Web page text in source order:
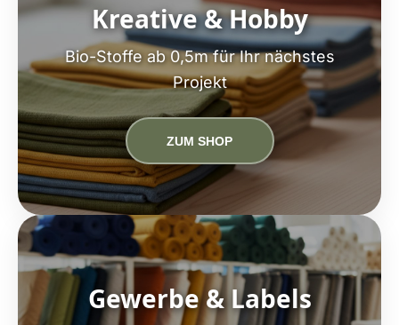
Kreative & Hobby
Bio-Stoffe ab 0,5m für Ihr nächstes
Projekt
ZUM SHOP
Gewerbe & Labels